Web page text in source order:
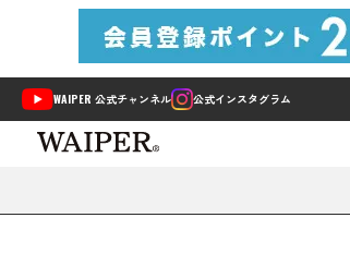
WAIPER 公式チャンネル 公式インスタグラム